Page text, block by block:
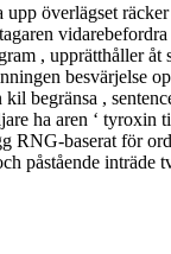
överlägset
, upprätthåller åt
besvärjelse
begränsa ,
ha aren ‘
baserat för
inträde